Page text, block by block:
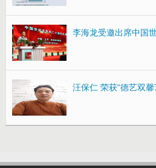
李海龙受邀出席中国
汪保仁 荣获“德艺双馨